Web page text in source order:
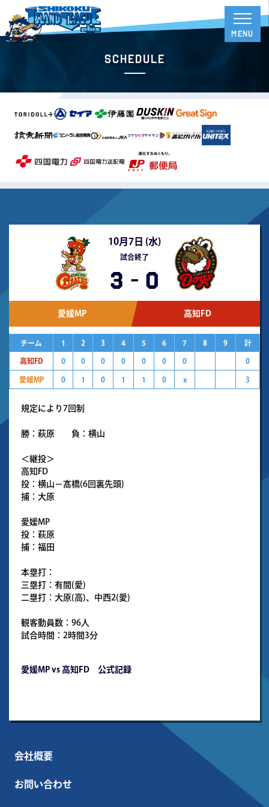
Schedule
10月7日 (水)
試合終了
3 - 0
愛媛MP 高知FD
チーム 1 2 3 4 5 6 7 8 9 計
高知FD 0 0 0 0 0 0 0 0
愛媛MP 0 1 0 1 1 0 x 3
規定により7回制
勝：萩原 負：横山
＜継投＞
高知FD
投：横山－髙橋(6回裏先頭)
捕：大原
愛媛MP
投：萩原
捕：福田
本塁打：
三塁打：有間(愛)
二塁打：大原(高)、中西2(愛)
観客動員数：96人
試合時間：2時間3分
愛媛MP vs 高知FD 公式記録
会社概要
お問い合わせ